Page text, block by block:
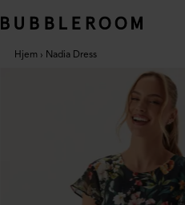
Hjem › Nadia Dress